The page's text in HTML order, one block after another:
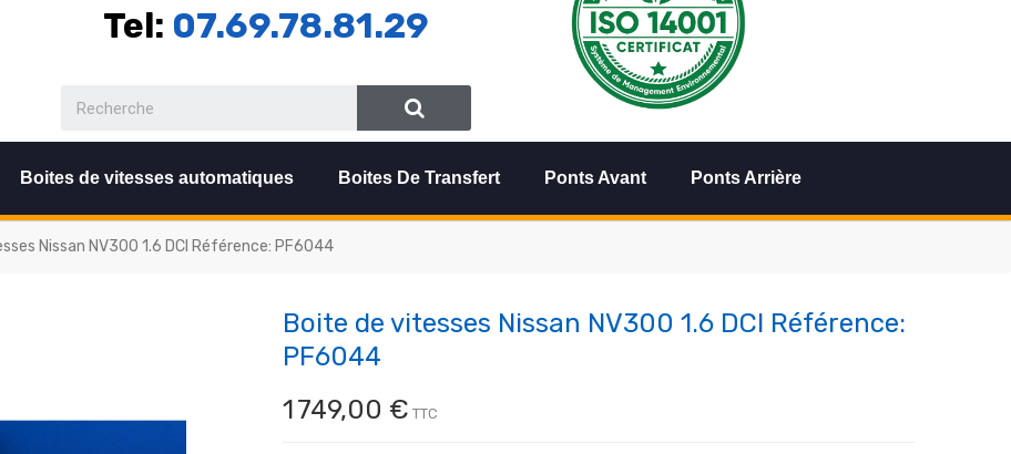
Tel: 07.69.78.81.29
Boites de vitesses automatiques Boites De Transfert Ponts Avant Ponts Arrière
Nissan NV300 1.6 DCI Référence: PF6044
Boite de vitesses Nissan NV300 1.6 DCI Référence:
PF6044
1 749,00 € TTC